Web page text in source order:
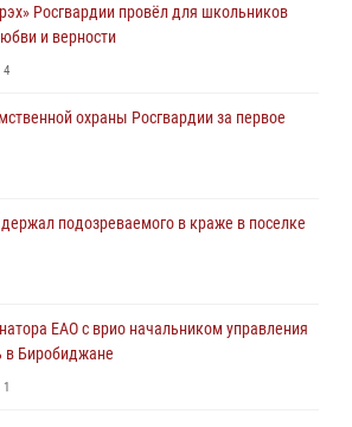
оружия изменены: минимальный
гражданина за хулиганство и попытку
Росгвардии провёл для школьников
и верности
4
охраны Росгвардии за первое
подозреваемого в краже в поселке
ЕАО с врио начальником управления
в Биробиджане
1